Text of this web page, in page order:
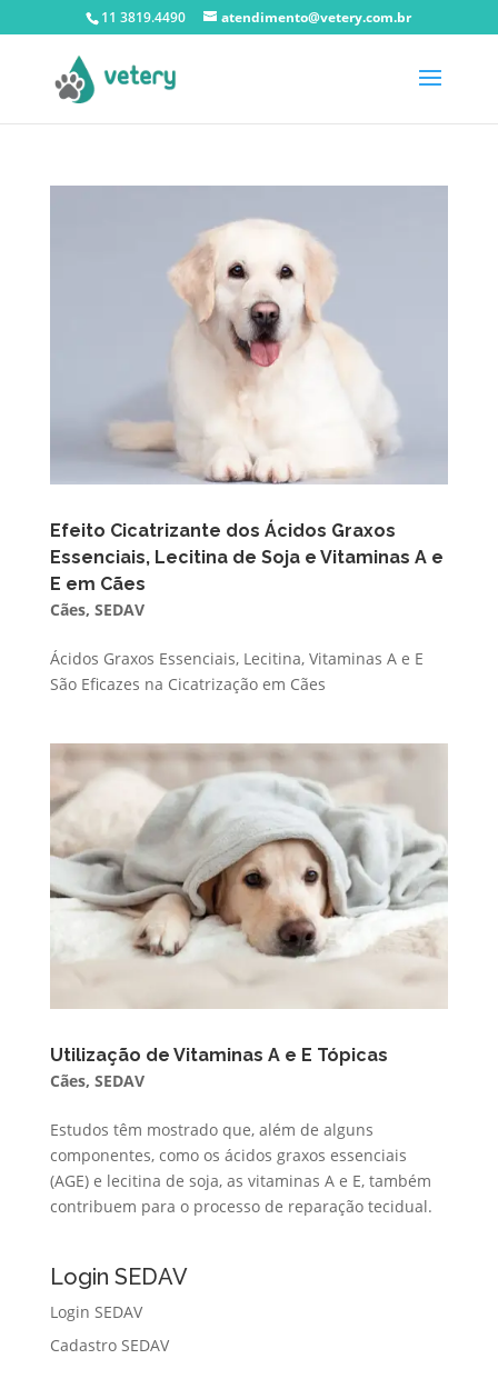
11 3819.4490 atendimento@vetery.com.br
Efeito Cicatrizante dos Ácidos Graxos
Essenciais, Lecitina de Soja e Vitaminas A e
E em Cães
Cães, SEDAV
Ácidos Graxos Essenciais, Lecitina, Vitaminas A e E
São Eficazes na Cicatrização em Cães
Utilização de Vitaminas A e E Tópicas
Cães, SEDAV
Estudos têm mostrado que, além de alguns
componentes, como os ácidos graxos essenciais
(AGE) e lecitina de soja, as vitaminas A e E, também
contribuem para o processo de reparação tecidual.
Login SEDAV
Login SEDAV
Cadastro SEDAV